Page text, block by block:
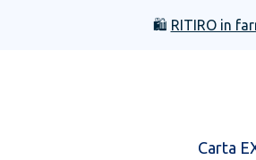
🛍️ RITIRO in
Carta